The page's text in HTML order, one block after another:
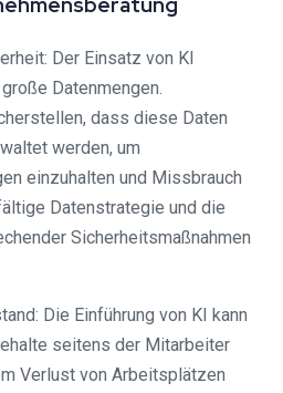
Der Einsatz von KI
Datenmengen.
dass diese Daten
werden, um
einzuhalten und Missbrauch
Datenstrategie und die
Sicherheitsmaßnahmen
Die Einführung von KI kann
seitens der Mitarbeiter
Verlust von Arbeitsplätzen